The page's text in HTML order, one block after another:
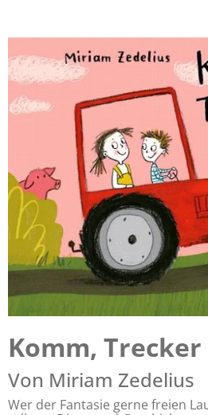
Komm,
Von Miriam Zedelius
Wer der Fantasie gerne freien